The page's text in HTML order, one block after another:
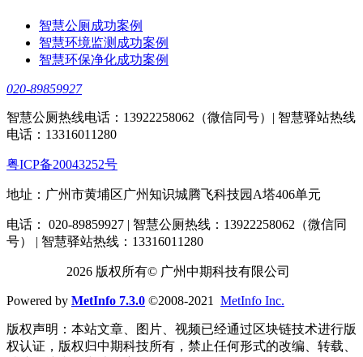
智慧公厕成功案例
智慧环境监测成功案例
智慧环保净化成功案例
020-89859927
智慧公厕热线电话：13922258062（微信同号）| 智慧驿站热线
电话：13316011280
粤ICP备20043252号
地址：广州市黄埔区广州知识城腾飞科技园A塔406单元
电话： 020-89859927 | 智慧公厕热线：13922258062（微信同
号） | 智慧驿站热线：13316011280
2026 版权所有© 广州中期科技有限公司
Powered by MetInfo 7.3.0 ©2008-2021 MetInfo Inc.
版权声明：本站文章、图片、视频已经通过区块链技术进行版
权认证，版权归中期科技所有，禁止任何形式的改编、转载、